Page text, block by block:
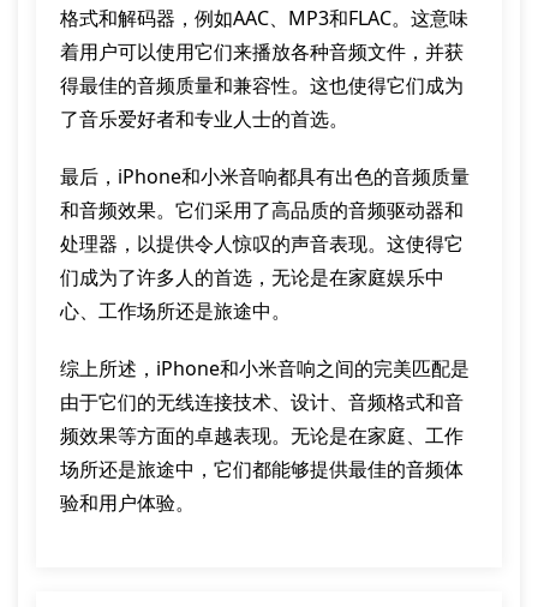
格式和解码器，例如AAC、MP3和FLAC。这意味
着用户可以使用它们来播放各种音频文件，并获
得最佳的音频质量和兼容性。这也使得它们成为
了音乐爱好者和专业人士的首选。
最后，iPhone和小米音响都具有出色的音频质量
和音频效果。它们采用了高品质的音频驱动器和
处理器，以提供令人惊叹的声音表现。这使得它
们成为了许多人的首选，无论是在家庭娱乐中
心、工作场所还是旅途中。
综上所述，iPhone和小米音响之间的完美匹配是
由于它们的无线连接技术、设计、音频格式和音
频效果等方面的卓越表现。无论是在家庭、工作
场所还是旅途中，它们都能够提供最佳的音频体
验和用户体验。